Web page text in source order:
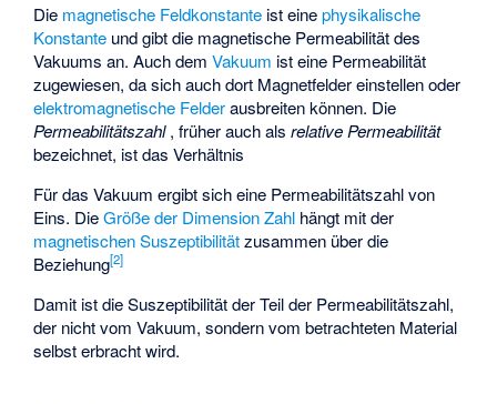
Die magnetische Feldkonstante ist einephysikalische
Konstante und gibt die magnetische Permeabilität des
Vakuums an. Auch demVakuum ist eine Permeabilität
zugewiesen, da sich auch dort Magnetfelder einstellen oder
elektromagnetische Felderausbreiten können. Die
Permeabilitätszahl , früher auch alsrelative Permeabilität
bezeichnet, ist das Verhältnis
Für das Vakuum ergibt sich eine Permeabilitätszahl von
Eins. DieGröße der Dimension Zahl hängt mit der
magnetischen Suszeptibilität zusammen über die
Beziehung[2]
Damit ist die Suszeptibilität der Teil der Permeabilitätszahl,
der nicht vom Vakuum, sondern vom betrachteten Material
selbst erbracht wird.